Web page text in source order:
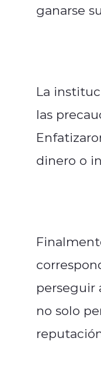
ganarse
La
las
dinero o
perseguir
no solo